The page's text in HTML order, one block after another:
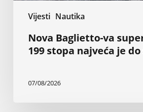
Vijesti Nautika
Nova Baglietto-va
199 stopa najveća je do
07/08/2026